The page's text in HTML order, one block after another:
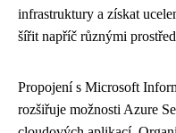
infrastruktury a získat
šířit napříč různými
Propojení s Microsoft
rozšiřuje možnosti Azure